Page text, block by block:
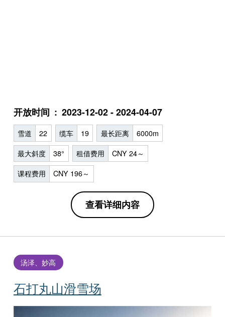
开放时间 2023-12-02 - 2024-04-07
雪道 22 缆车 19 最长距离 6000m
最大斜度 38° 租借费用 CNY 24～
课程费用 CNY 196～
查看详细内容
石打丸山滑雪场
汤泽、妙高